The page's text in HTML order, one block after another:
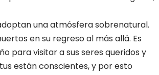
una atmósfera sobrenatural.
en su regreso al más allá. Es
para visitar a sus seres queridos y
están conscientes, y por esto